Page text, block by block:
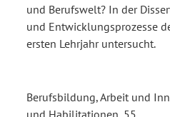
und Berufswelt? In der
und Entwicklungsprozesse
ersten Lehrjahr untersucht.
Berufsbildung, Arbeit und
und Habilitationen, 55